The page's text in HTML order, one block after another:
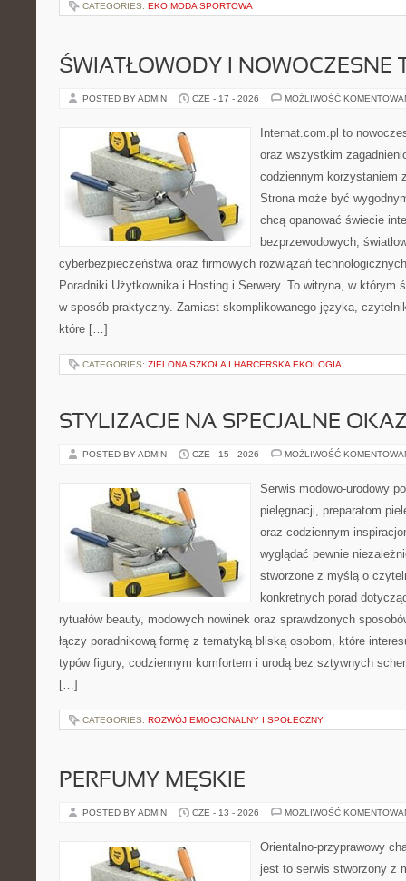
CATEGORIES: EKO MODA SPORTOWA
ŚWIATŁOWODY I NOWOCZESNE
POSTED BY ADMIN CZE - 17 - 2026 MOŻLIWOŚĆ
Internat.com.pl to
oraz wszystkim
codziennym korzystaniem
Strona może być
chcą opanować świecie
bezprzewodowych,
cyberbezpieczeństwa oraz firmowych rozwiązań
Poradniki Użytkownika i Hosting i Serwery. To witryna, w którym
w sposób praktyczny. Zamiast skomplikowanego języka,
które […]
CATEGORIES: ZIELONA SZKOŁA I HARCERSKA EKOLOGIA
STYLIZACJE NA SPECJALNE
POSTED BY ADMIN CZE - 15 - 2026 MOŻLIWOŚĆ
Serwis modowo-urodowy
pielęgnacji, preparatom
oraz codziennym
wyglądać pewnie
stworzone z myślą o
konkretnych porad
rytuałów beauty, modowych nowinek oraz sprawdzonych
łączy poradnikową formę z tematyką bliską osobom, które
typów figury, codziennym komfortem i urodą bez sztywnych
[…]
CATEGORIES: ROZWÓJ EMOCJONALNY I SPOŁECZNY
PERFUMY MĘSKIE
POSTED BY ADMIN CZE - 13 - 2026 MOŻLIWOŚĆ
Orientalno-przyprawowy
jest to serwis stworzony z